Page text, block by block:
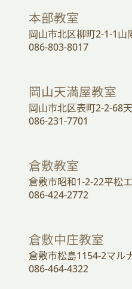
本部教室
岡山市北区柳町2-1-1
086-803-8017
岡山天満屋教室
岡山市北区表町2-2-68
086-231-7701
倉敷教室
倉敷市昭和1-2-22平松
086-424-2772
倉敷中庄教室
倉敷市松島1154-2マル
086-464-4322